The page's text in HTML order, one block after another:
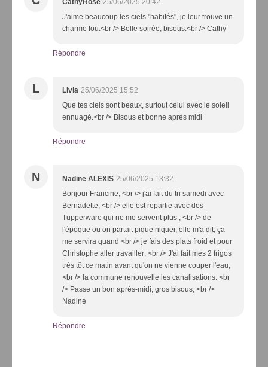
J'aime beaucoup les ciels "habités", je leur trouve un
charme fou.<br /> Belle soirée, bisous.<br /> Cathy
Répondre
L Livia 25/06/2025 15:52
Que tes ciels sont beaux, surtout celui avec le soleil
ennuagé.<br /> Bisous et bonne après midi
Répondre
N Nadine ALEXIS 25/06/2025 13:32
Bonjour Francine, <br /> j'ai fait du tri samedi avec
Bernadette, <br /> elle est repartie avec des
Tupperware qui ne me servent plus , <br /> de
l'époque ou on partait pique niquer, elle m'a dit, ça
me servira quand <br /> je fais des plats froid et pour
Christophe aller travailler; <br /> J'ai fait mes 2 frigos
très tôt ce matin avant qu'on ne vienne couper l'eau,
<br /> la commune renouvelle les canalisations. <br
/> Passe un bon après-midi, gros bisous, <br />
Nadine
Répondre